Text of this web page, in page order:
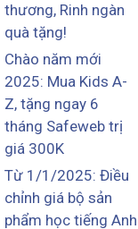
thương, Rinh ngàn
quà tặng!
Chào năm mới
2025: Mua Kids A-
Z, tặng ngay 6
tháng Safeweb trị
giá 300K
Từ 1/1/2025: Điều
chỉnh giá bộ sản
phẩm học tiếng Anh